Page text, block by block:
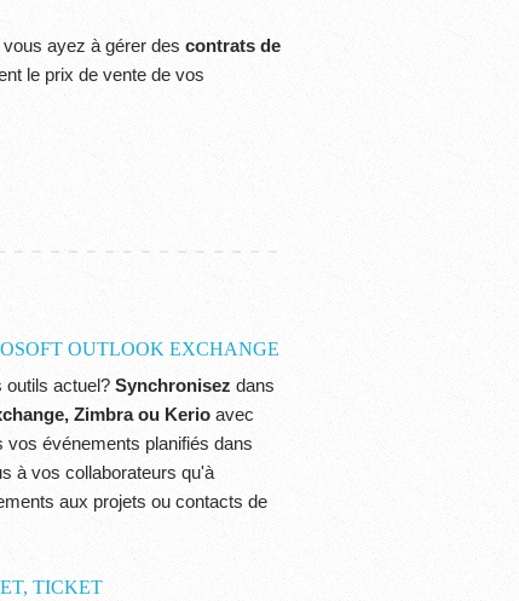
vous ayez à gérer des contrats de
le prix de vente de vos
OUTLOOK EXCHANGE
outils actuel?Synchronisez dans
Zimbra ou Kerio avec
vos événements planifiés dans
à vos collaborateurs qu'à
aux projets ou contacts de
TICKET